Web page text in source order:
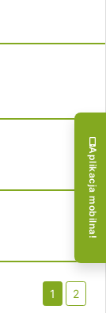
1 2
Aplikacja mobilna!